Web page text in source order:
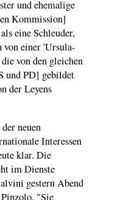
und ehemalige
Kommission]
eine Schleuder,
von einer 'Ursula-
von den gleichen
und PD] gebildet
der Leyens
neuen
Interessen
klar. Die
im Dienste
gestern Abend
"Sie